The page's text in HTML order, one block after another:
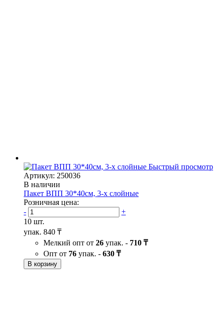
Быстрый просмотр
Артикул: 250036
В наличии
Пакет ВПП 30*40см, 3-х слойные
Розничная цена:
-
+
10 шт.
упак. 840 ₸
Мелкий опт от 26 упак. - 710 ₸
Опт от 76 упак. - 630 ₸
В корзину